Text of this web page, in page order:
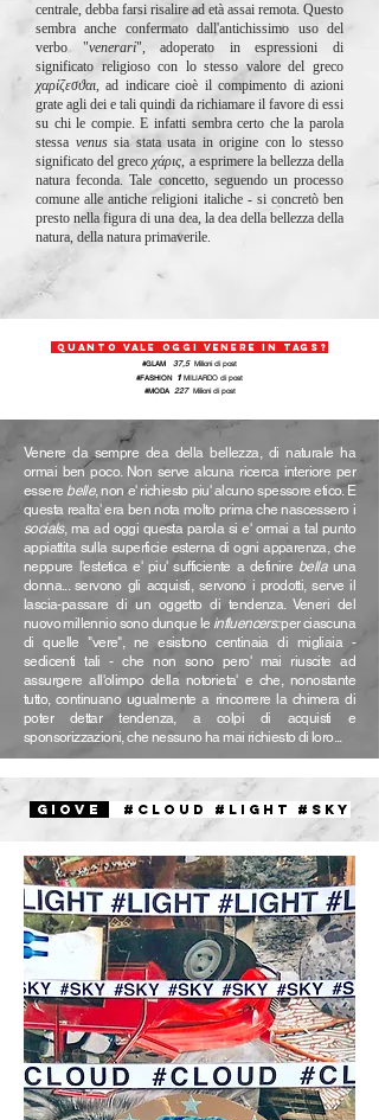
centrale, debba farsi risalire ad età assai remota. Questo
sembra anche confermato dall'antichissimo uso del
verbo "venerari", adoperato in espressioni di
significato religioso con lo stesso valore del greco
χαρίζεσϑαι, ad indicare cioè il compimento di azioni
grate agli dei e tali quindi da richiamare il favore di essi
su chi le compie. E infatti sembra certo che la parola
stessa venussia stata usata in origine con lo stesso
significato del grecoχάρις, a esprimere la bellezza della
natura feconda. Tale concetto, seguendo un processo
comune alle antiche religioni italiche - si concretò ben
presto nella figura di una dea, la dea della bellezza della
natura, della natura primaverile.
QUANTO VALE OGGI VENERE IN TAGs?
#GLAM 37,5 Milioni di post
#FASHION 1 MILIARDO di post
#MODA 227 Milioni di post
Venere da sempre dea della bellezza, di naturale ha
ormai ben poco. Non serve alcuna ricerca interiore per
essere belle, non e' richiesto piu' alcuno spessore etico. E
questa realta' era ben nota molto prima che nascessero i
socials, ma ad oggi questa parola si e' ormai a tal punto
appiattita sulla superficie esterna di ogni apparenza, che
neppure l'estetica e' piu' sufficiente a definire bellauna
donna... servono gli acquisti, servono i prodotti, serve il
lascia-passare di un oggetto di tendenza. Veneri del
nuovo millennio sono dunque le influencers:per ciascuna
di quelle "vere", ne esistono centinaia di migliaia -
sedicenti tali - che non sono pero' mai riuscite ad
assurgere all'olimpo della notorieta' e che, nonostante
tutto, continuano ugualmente a rincorrere la chimera di
poter dettar tendenza, a colpi di acquisti e
sponsorizzazioni, che nessuno ha mai richiesto di loro...
GIOVE #CLOUD #LIGHT #SKY